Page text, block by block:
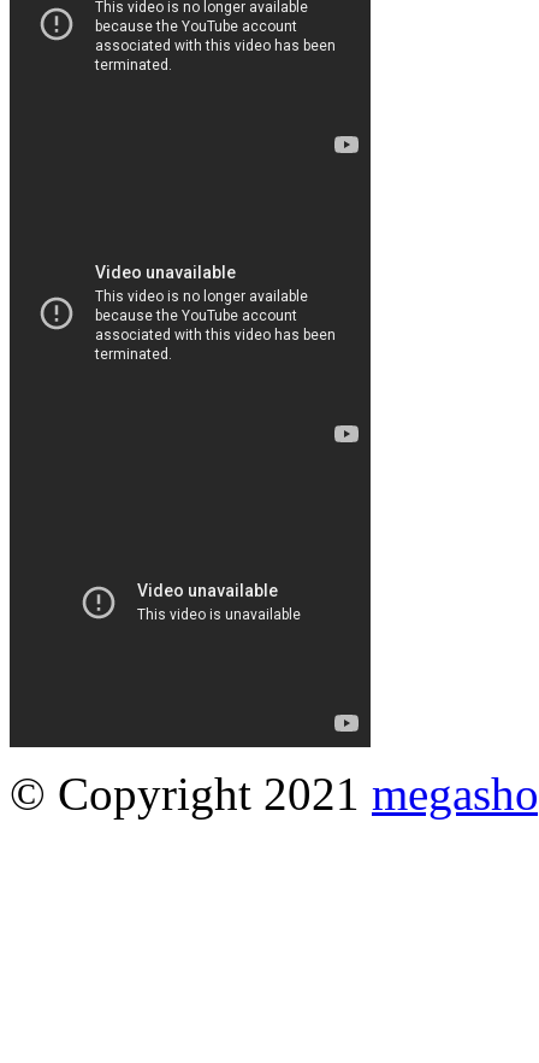
© Copyright 2021